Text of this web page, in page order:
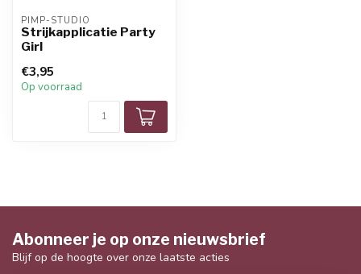
PIMP-STUDIO
Strijkapplicatie Party
Girl
€3,95
Op voorraad
Abonneer je op onze nieuwsbrief
Blijf op de hoogte over onze laatste acties